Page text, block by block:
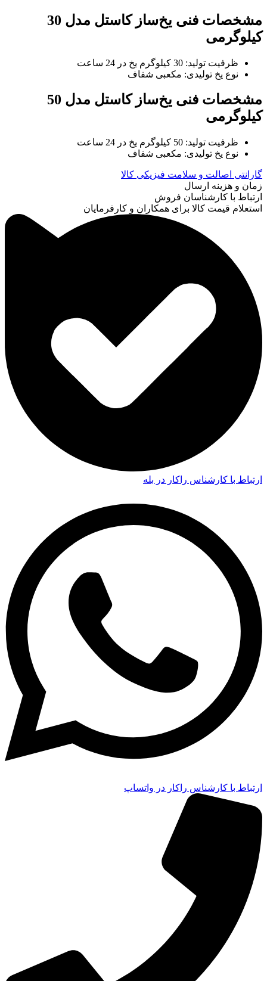
مشخصات فنی
یخ‌ساز کاستل مدل 30
کیلوگرمی
ظرفیت تولید: 30 کیلوگرم یخ در 24 ساعت
نوع یخ تولیدی: مکعبی شفاف
مشخصات فنی
یخ‌ساز کاستل مدل 50
کیلوگرمی
ظرفیت تولید: 50 کیلوگرم یخ در 24 ساعت
نوع یخ تولیدی: مکعبی شفاف
گارانتی اصالت و سلامت فیزیکی کالا
زمان و هزینه ارسال
ارتباط با کارشناسان فروش
استعلام قیمت کالا برای همکاران و کارفرمایان
ارتباط با کارشناس راکار در بله
ارتباط با کارشناس راکار در واتساپ